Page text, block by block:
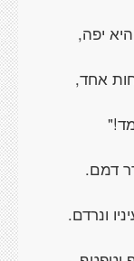
יפה,
אחד,
דמם.
ונרדם.